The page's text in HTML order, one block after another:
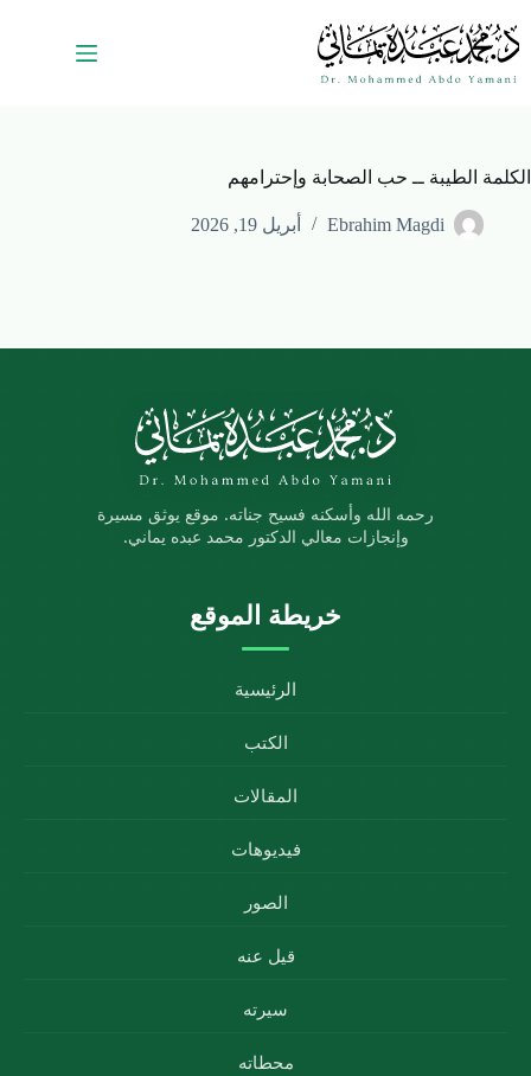
الكلمة الطيبة ــ حب الصحابة وإحترامهم
Ebrahim Magdi أبريل 19, 2026
رحمه الله وأسكنه فسيح جناته. موقع يوثق مسيرة
وإنجازات معالي الدكتور محمد عبده يماني.
خريطة الموقع
الرئيسية
الكتب
المقالات
فيديوهات
الصور
قيل عنه
سيرته
محطاته